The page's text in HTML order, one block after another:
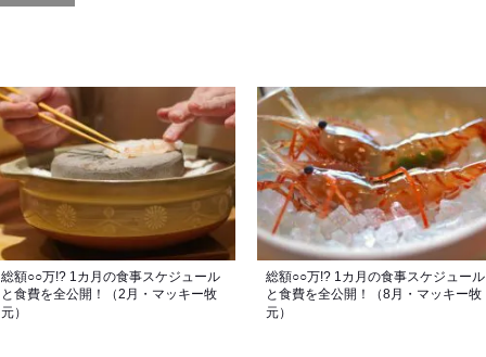
総額○○万!? 1カ月の食事スケジュール
と食費を全公開！（2月・マッキー牧
元）
総額○○万!? 1カ月の食事スケジュール
と食費を全公開！（8月・マッキー牧
元）